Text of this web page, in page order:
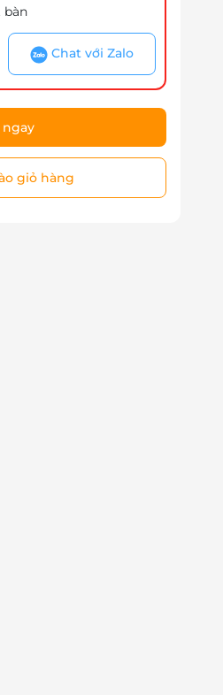
bàn
Chat với Zalo
ngay
giỏ hàng